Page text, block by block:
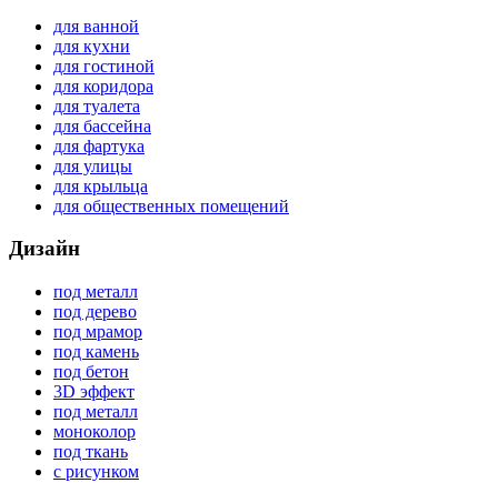
для ванной
для кухни
для гостиной
для коридора
для туалета
для бассейна
для фартука
для улицы
для крыльца
для общественных помещений
Дизайн
под металл
под дерево
под мрамор
под камень
под бетон
3D эффект
под металл
моноколор
под ткань
с рисунком